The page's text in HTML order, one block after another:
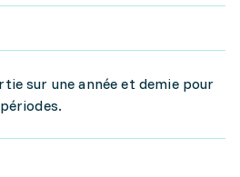
sur une année et demie pour